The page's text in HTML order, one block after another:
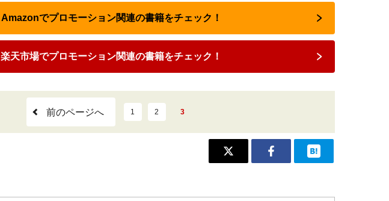
Amazonでプロモーション関連の書籍をチェック！
楽天市場でプロモーション関連の書籍をチェック！
前のページへ 1 2 3